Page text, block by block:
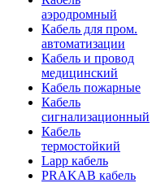
аэродромный
Кабель для пром.
автоматизации
Кабель и провод
медицинский
Кабель пожарные
Кабель
сигнализационный
Кабель
термостойкий
Lapp кабель
PRAKAB кабель